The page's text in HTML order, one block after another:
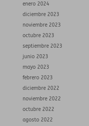
enero 2024
diciembre 2023
noviembre 2023
octubre 2023
septiembre 2023
junio 2023
mayo 2023
febrero 2023
diciembre 2022
noviembre 2022
octubre 2022
agosto 2022